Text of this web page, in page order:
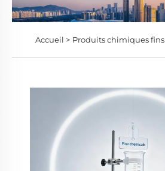
Accueil > Produits chimiques fins